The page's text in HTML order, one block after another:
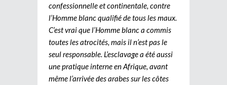
confessionnelle et continentale, contre
l’Homme blanc qualifié de tous les maux.
C’est vrai que l’Homme blanc a commis
toutes les atrocités, mais il n’est pas le
seul responsable. L’esclavage a été aussi
une pratique interne en Afrique, avant
même l’arrivée des arabes sur les côtes